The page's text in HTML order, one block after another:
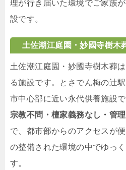
理が行き届いた環境でご家族
設です。
土佐潮江庭園・妙國寺樹木
土佐潮江庭園・妙國寺樹木葬は
る施設です。とさでん梅の辻
市中心部に近い永代供養施設で
宗教不問・檀家義務なし・管
で、都市部からのアクセスが
の整備された環境の中でゆっ
す。